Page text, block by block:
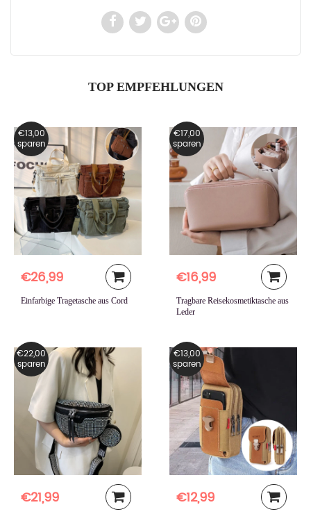
TOP EMPFEHLUNGEN
€13,00
sparen
€26,99
Einfarbige Tragetasche aus Cord
€17,00
sparen
€16,99
Tragbare Reisekosmetiktasche aus
Leder
€22,00
sparen
€21,99
€13,00
sparen
€12,99